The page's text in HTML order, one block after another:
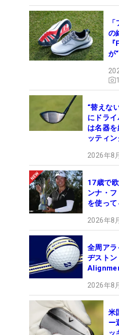
の
が
“替えな
にドラ
は名器
ッティン
2026年8
17歳で
ンナ・
を使って
2026年8
全周アラ
ヂスト
2026年8
米
ー
ッ